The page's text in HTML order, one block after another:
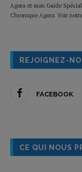
Agora et mon Guide
Chronique Agora. Voir
REJOIGNEZ-
FACEBOOK
CE QUI NOUS